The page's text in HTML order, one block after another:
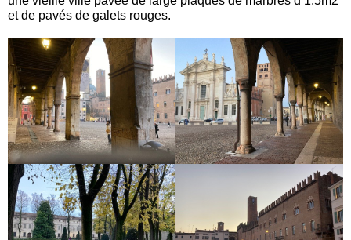
et de pavés de galets rouges.